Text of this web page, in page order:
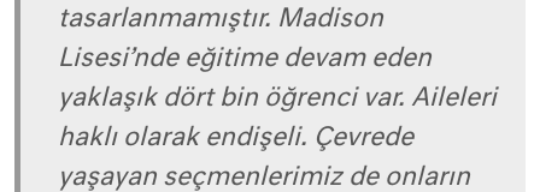
tasarlanmamıştır. Madison
Lisesi’nde eğitime devam eden
yaklaşık dört bin öğrenci var. Aileleri
haklı olarak endişeli. Çevrede
yaşayan seçmenlerimiz de onların